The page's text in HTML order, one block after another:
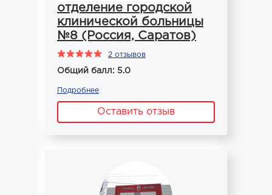
отделение городской
клинической больницы
№8 (Россия, Саратов)
2 отзывов
Общий балл: 5.0
Подробнее
Оставить отзыв